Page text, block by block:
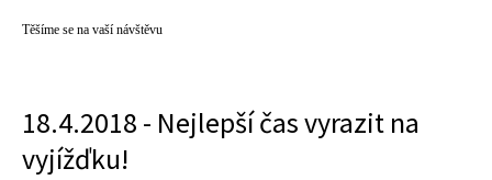
Těšíme se na vaší návštěvu
18.4.2018 - Nejlepší čas vyrazit na
vyjížďku!